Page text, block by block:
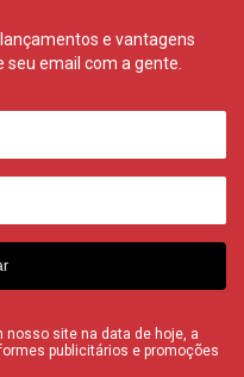
e vantagens
seu email com a gente.
site na data de hoje, a
publicitários e promoções